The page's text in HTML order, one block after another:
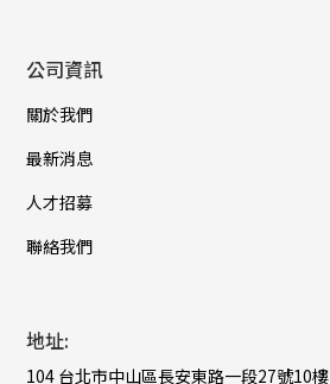
公司資訊
關於我們
最新消息
人才招募
聯絡我們
地址:
104 台北市中山區長安東路一段27號10樓